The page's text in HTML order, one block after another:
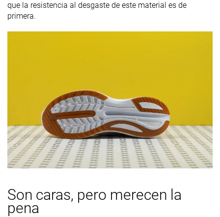
que la resistencia al desgaste de este material es de
primera.
Son caras, pero merecen la
pena